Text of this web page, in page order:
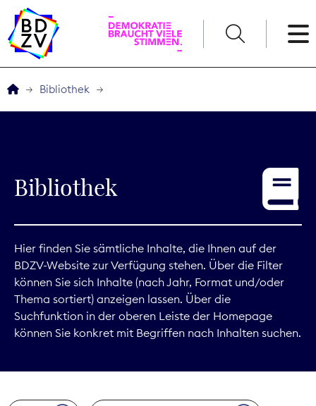
Service
Digitales
Kommunikation
Marktdaten
Bibliothek
Bibliothek
Hier finden Sie sämtliche Inhalte, die Ihnen auf der
BDZV-Website zur Verfügung stehen. Über die Filter
können Sie sich Inhalte (nach Jahr, Format und/oder
Thema sortiert) anzeigen lassen. Über die
Suchfunktion in der oberen Leiste der Homepage
können Sie konkret mit Begriffen nach Inhalten suchen.